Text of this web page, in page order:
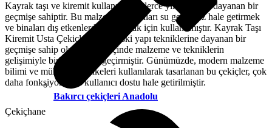
Bakırcı çekiçleri Anadolu
Kayrak taşı ve kiremit kullanımı, binlerce yıl öncesine dayanan bir
geçmişe sahiptir. Bu malzemeler, çatıları su geçirmez hale getirmek
ve binaları dış etkenlerden korumak için kullanılmıştır. Kayrak Taşı
Kiremit Usta Çekiçleri de bu eski yapı tekniklerine dayanan bir
geçmişe sahip olup, zaman içinde malzeme ve tekniklerin
gelişimiyle birlikte evrim geçirmiştir. Günümüzde, modern malzeme
bilimi ve mühendislik ilkeleri kullanılarak tasarlanan bu çekiçler, çok
daha fonksiyonel ve kullanıcı dostu hale getirilmiştir.
Çekiçhane